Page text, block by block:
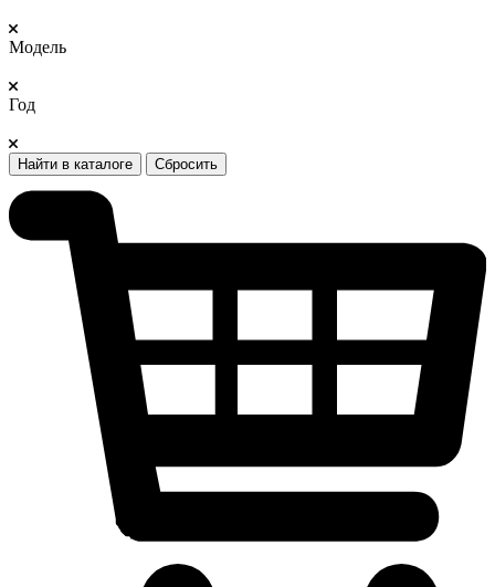
Модель
Год
Найти в каталоге Сбросить